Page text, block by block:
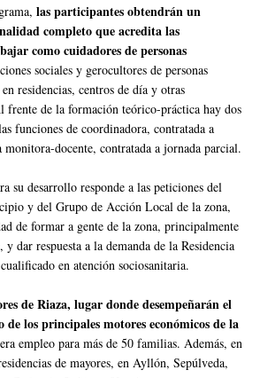
las participantes obtendrán un
completo que acredita las
como cuidadores de personas
sociales y gerocultores de personas
residencias, centros de día y otras
frente de la formación teórico-práctica hay dos
funciones de coordinadora, contratada a
docente, contratada a jornada parcial.
su desarrollo responde a las peticiones del
y del Grupo de Acción Local de la zona,
de formar a gente de la zona, principalmente
y dar respuesta a la demanda de la Residencia
en atención sociosanitaria.
de Riaza, lugar donde desempeñarán el
de los principales motores económicos de la
empleo para más de 50 familias. Además, en
de mayores, en Ayllón, Sepúlveda,